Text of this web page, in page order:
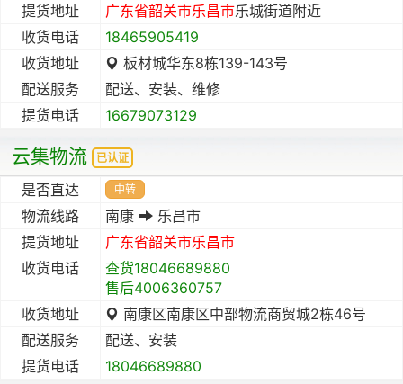
提货地址
广东省韶关市乐昌市乐城街道附近
收货电话
18465905419
收货地址
板材城华东8栋139-143号
配送服务
配送、安装、维修
提货电话
16679073129
云集物流 已认证
是否直达 中转
物流线路 南康
乐昌市
提货地址
广东省韶关市乐昌市
收货电话
查货18046689880
售后4006360757
收货地址
南康区南康区中部物流商贸城2栋46号
配送服务
配送、安装
提货电话
18046689880